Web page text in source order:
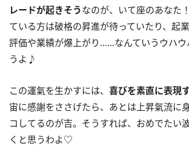
レードが起きそうなのが、いて座のあな
ている方は破格の昇進が待っていたり、起
評価や業績が爆上がり……なんていうウハウ
うよ♪
この運氣を生かすには、 喜びを素直に表現
宙に感謝をささげたら、あとは上昇氣流に
コしてるのが吉。そうすれば、おめでたい
くと思うわよ♡